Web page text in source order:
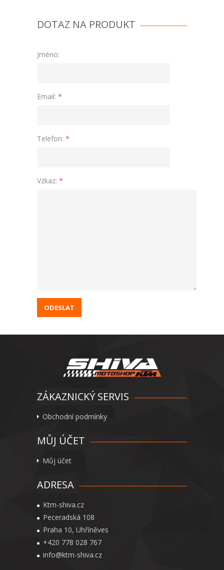
DOTAZ NA PRODUKT
Jméno:
Email: *
Telefon: *
Vzkaz: *
ZÁKAZNICKÝ SERVIS
Obchodní podmínky
MŮJ ÚČET
Můj účet
ADRESA
Ktm-shiva.cz
Peceradská 108
Praha 10, Uhříněves
+420 778 028 767
info@ktm-shiva.cz